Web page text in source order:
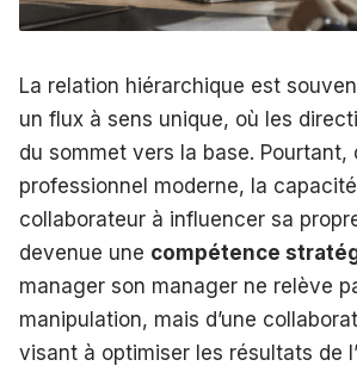
La relation hiérarchique est
un flux à sens unique, où les
du sommet vers la base. Pourtant,
professionnel moderne, la capacité
collaborateur à influencer sa
devenue une compétence
manager son manager ne relève
manipulation, mais d’une
visant à optimiser les résultats de